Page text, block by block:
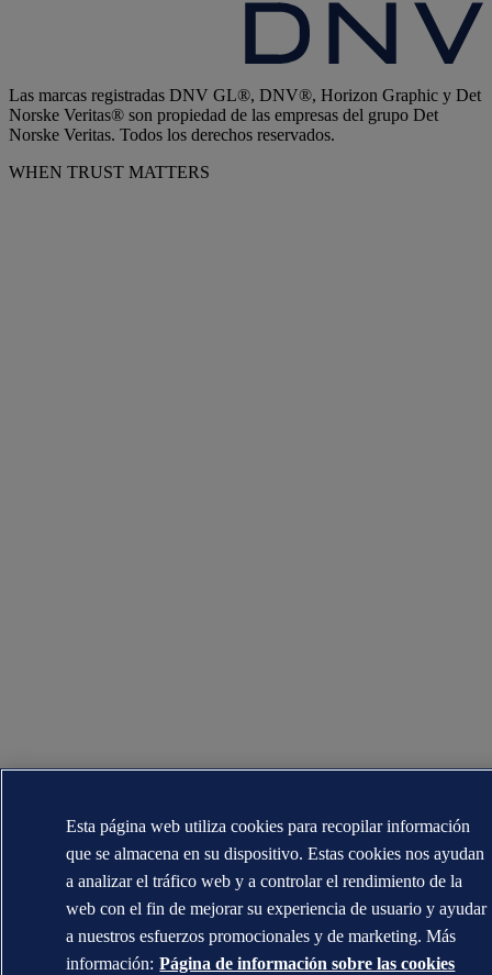
Las marcas registradas DNV GL®, DNV®, Horizon Graphic y Det
Norske Veritas® son propiedad de las empresas del grupo Det
Norske Veritas. Todos los derechos reservados.
WHEN TRUST MATTERS
Esta página web utiliza cookies para recopilar información
que se almacena en su dispositivo. Estas cookies nos ayudan
a analizar el tráfico web y a controlar el rendimiento de la
web con el fin de mejorar su experiencia de usuario y ayudar
a nuestros esfuerzos promocionales y de marketing. Más
información: Página de información sobre las cookies